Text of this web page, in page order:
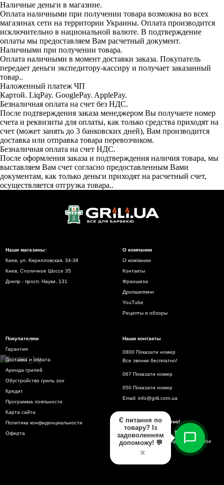
Наличные деньги в магазине.
Оплата наличными при получении товара возможна во всех
магазинах сети на территории Украины. Оплата производится
исключительно в национальной валюте. В подтверждение
оплаты мы предоставляем Вам расчетный документ.
Наличными при получении товара.
Оплата наличными в момент доставки заказа. Покупатель
передает деньги экспедитору-кассиру и получает заказанный
товар..
Наложенный платеж ЧП
Картой. LiqPay. GooglePay. ApplePay.
Безналичная оплата на счет без НДС.
После подтверждения заказа менеджером Вы получаете номер
счета и реквизиты для оплаты, как только средства приходят на
счет (может занять до 3 банковских дней), Вам производится
доставка или отправка товара перевозчиком.
Безналичная оплата на счет НДС.
После оформления заказа и подтверждения наличия товара, мы
выставляем Вам счет согласно предоставленным Вами
документам, как только деньги приходят на расчетный счет,
осуществляется отгрузка товара..
Наши магазины:
Киев, ул. Кирилловская, 34-38
Киев, Столичное Шоссе 35
Днепр - просп. Науки, 131
О компании
О компании
Контакты
Франшиза
Дропшиппинг
YouTube
Рецепты и обзоры
Покупателям
Гарантия
Доставка и оплата
Аренда грилей
Обустройство гриль зон
Кредит
Программа лояльности
Карта сайта
Политика конфиденциальности
Оферта
Наши контакты
0800 Показати номер
Все звонки бесплатно!
067 Показати номер
050 Показати номер
Email: info@grili.com.ua
Все звонки бесплатно!
Є питання по
товару? Із
задоволенням
допоможу! 💬
×